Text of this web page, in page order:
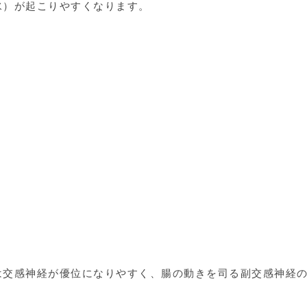
が起こりやすくなります。
感神経が優位になりやすく、腸の動きを司る副交感神経